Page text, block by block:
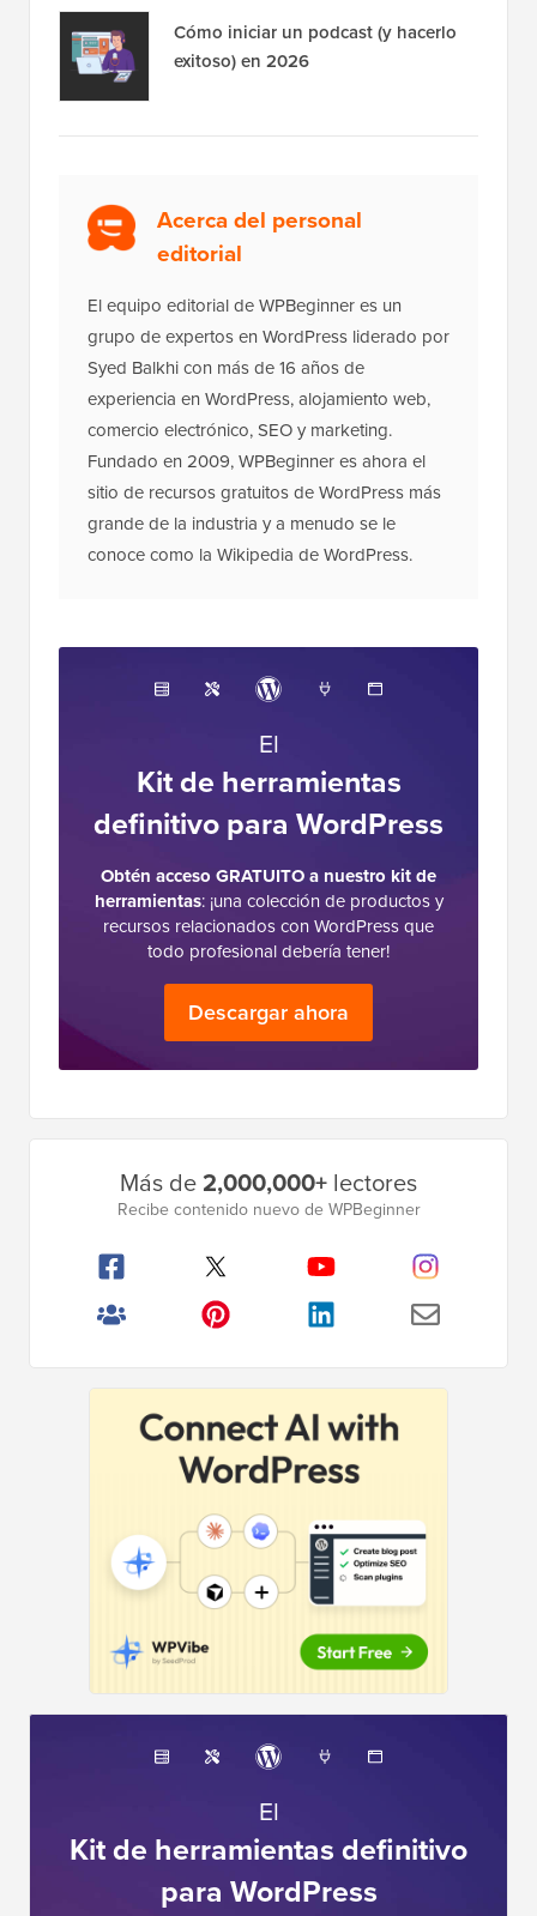
Cómo iniciar un podcast (y hacerlo
exitoso) en 2026
Acerca del personal
editorial
El equipo editorial de WPBeginner es un
grupo de expertos en WordPress liderado por
Syed Balkhi con más de 16 años de
experiencia en WordPress, alojamiento web,
comercio electrónico, SEO y marketing.
Fundado en 2009, WPBeginner es ahora el
sitio de recursos gratuitos de WordPress más
grande de la industria y a menudo se le
conoce como la Wikipedia de WordPress.
El
Kit de herramientas
definitivo para WordPress
Obtén acceso GRATUITO a nuestro kit de
herramientas: ¡una colección de productos y
recursos relacionados con WordPress que
todo profesional debería tener!
Descargar ahora
Más de2,000,000+ lectores
Recibe contenido nuevo de WPBeginner
El
Kit de herramientas definitivo
para WordPress